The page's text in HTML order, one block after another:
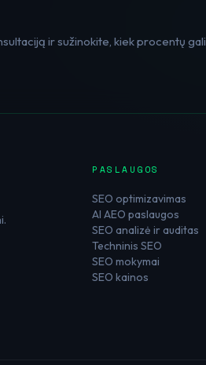
ir sužinokite, kiek procentų gali
PASLAUGOS
SEO optimizavimas
AI AEO paslaugos
SEO analizė ir auditas
Techninis SEO
SEO mokymai
SEO kainos